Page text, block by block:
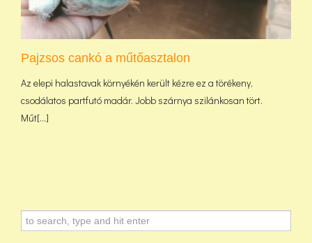
Pajzsos cankó a műtőasztalon
Az elepi halastavak környékén került kézre ez a törékeny,
csodálatos partfutó madár. Jobb szárnya szilánkosan tört.
Műt[...]